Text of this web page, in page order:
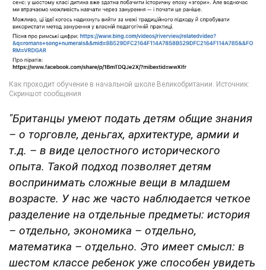
"Британцы умеют подать детям общие знания
– о торговле, деньгах, архитектуре, армии и
т.д. – в виде целостного исторического
опыта. Такой подход позволяет детям
воспринимать сложные вещи в младшем
возрасте. У нас же часто наблюдается четкое
разделение на отдельные предметы: история
– отдельно, экономика – отдельно,
математика – отдельно. Это имеет смысл: в
шестом классе ребенок уже способен увидеть